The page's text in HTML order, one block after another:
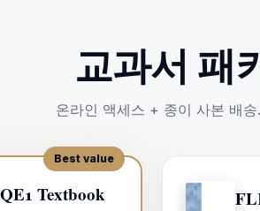
교과서 패
온라인 액세스 + 종이 사본 배
Best value
Textbook